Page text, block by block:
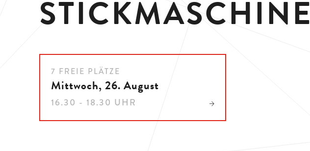
STICKMASCHINE
7 FREIE PLÄTZE
Mittwoch, 26. August
16.30 - 18.30 UHR